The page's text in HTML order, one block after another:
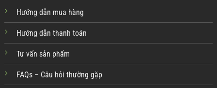
Hướng dẫn mua hàng
Hướng dẫn thanh toán
Tư vấn sản phẩm
FAQs – Câu hỏi thường gặp